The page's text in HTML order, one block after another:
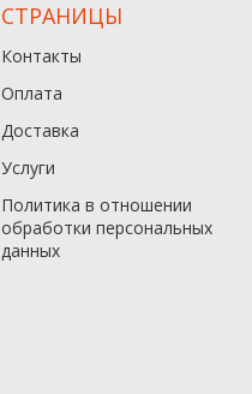
СТРАНИЦЫ
Контакты
Оплата
Доставка
Услуги
Политика в отношении
обработки персональных
данныx